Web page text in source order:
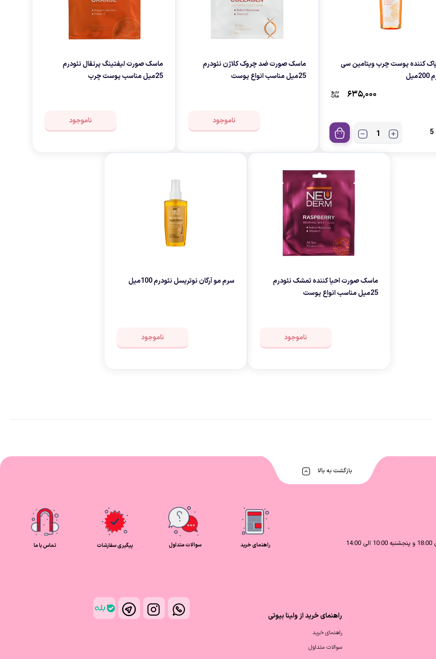
پاک کننده پوست چرب ویتامین سی
۶۳۵,۰۰۰
5
ماسک صورت ضد چروک کلاژن نئودرم
25میل مناسب انواع پوست
ناموجود
ماسک صورت لیفتینگ پرتقال نئودرم
25میل مناسب پوست چرب
ناموجود
ماسک صورت احیا کننده تمشک نئودرم
25میل مناسب انواع پوست
ناموجود
سرم مو آرگان نوتریسل نئودرم 100میل
ناموجود
بازگشت به بالا
راهنمای خرید سوالات متداول پیگیری سفارشات تماس با ما
راهنمای خرید از ولینا بیوتی
راهنمای خرید
سوالات متداول